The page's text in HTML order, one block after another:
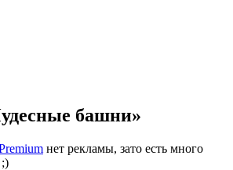
башни»
нет рекламы, зато есть много